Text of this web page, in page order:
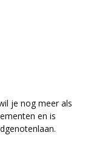
je nog meer als
en is